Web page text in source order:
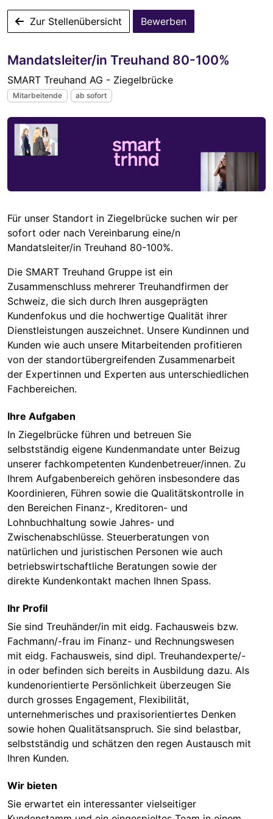
Zur Stellenübersicht Bewerben
Mandatsleiter/in Treuhand 80-100%
SMART Treuhand AG - Ziegelbrücke
Mitarbeitende ab sofort
Für unser Standort in Ziegelbrücke suchen wir per
sofort oder nach Vereinbarung eine/n
Mandatsleiter/in Treuhand 80-100%.
Die SMART Treuhand Gruppe ist ein
Zusammenschluss mehrerer Treuhandfirmen der
Schweiz, die sich durch Ihren ausgeprägten
Kundenfokus und die hochwertige Qualität ihrer
Dienstleistungen auszeichnet. Unsere Kundinnen und
Kunden wie auch unsere Mitarbeitenden profitieren
von der standortübergreifenden Zusammenarbeit
der Expertinnen und Experten aus unterschiedlichen
Fachbereichen.
Ihre Aufgaben
In Ziegelbrücke führen und betreuen Sie
selbstständig eigene Kundenmandate unter Beizug
unserer fachkompetenten Kundenbetreuer/innen. Zu
Ihrem Aufgabenbereich gehören insbesondere das
Koordinieren, Führen sowie die Qualitätskontrolle in
den Bereichen Finanz-, Kreditoren- und
Lohnbuchhaltung sowie Jahres- und
Zwischenabschlüsse. Steuerberatungen von
natürlichen und juristischen Personen wie auch
betriebswirtschaftliche Beratungen sowie der
direkte Kundenkontakt machen Ihnen Spass.
Ihr Profil
Sie sind Treuhänder/in mit eidg. Fachausweis bzw.
Fachmann/-frau im Finanz- und Rechnungswesen
mit eidg. Fachausweis, sind dipl. Treuhandexperte/-
in oder befinden sich bereits in Ausbildung dazu. Als
kundenorientierte Persönlichkeit überzeugen Sie
durch grosses Engagement, Flexibilität,
unternehmerisches und praxisorientiertes Denken
sowie hohen Qualitätsanspruch. Sie sind belastbar,
selbstständig und schätzen den regen Austausch mit
Ihren Kunden.
Wir bieten
Sie erwartet ein interessanter vielseitiger